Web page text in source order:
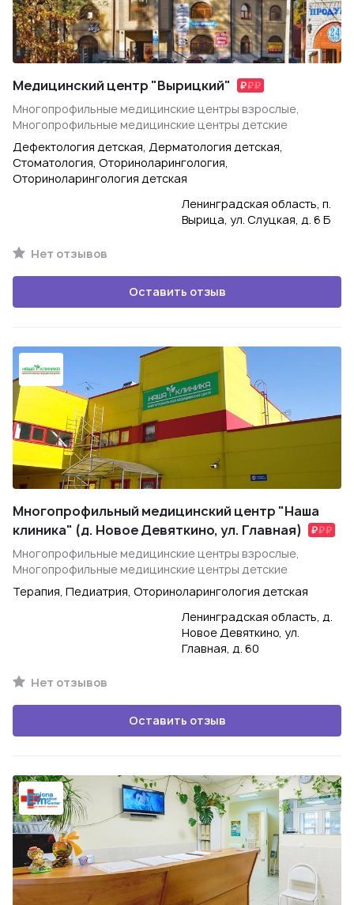
Медицинский центр "Вырицкий"
Многопрофильные медицинские центры взрослые,
Многопрофильные медицинские центры детские
Дефектология детская, Дерматология детская,
Стоматология, Оториноларингология,
Оториноларингология детская
Ленинградская область, п.
Вырица, ул. Слуцкая, д. 6 Б
Нет отзывов
Оставить отзыв
Многопрофильный медицинский центр "Наша
клиника" (д. Новое Девяткино, ул. Главная)
Многопрофильные медицинские центры взрослые,
Многопрофильные медицинские центры детские
Терапия, Педиатрия, Оториноларингология детская
Ленинградская область, д.
Новое Девяткино, ул.
Главная, д. 60
Нет отзывов
Оставить отзыв